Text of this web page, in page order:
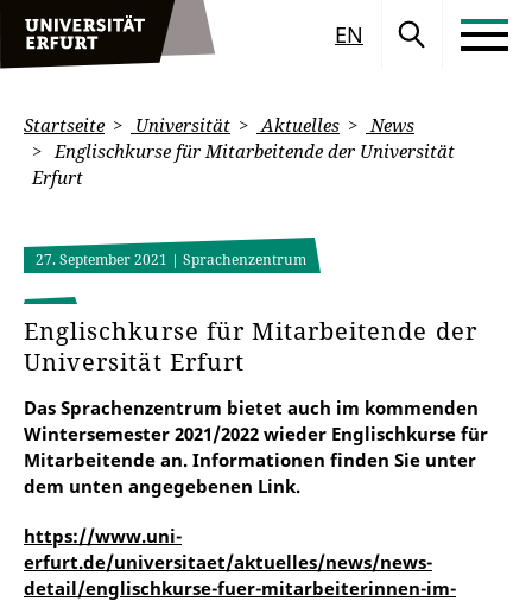
EN
Startseite Universität Aktuelles
News
Englischkurse für Mitarbeitende der Universität
Erfurt
27. September 2021 | Sprachenzentrum
Englischkurse für Mitarbeitende der
Universität Erfurt
Das Sprachenzentrum bietet auch im kommenden
Wintersemester 2021/2022 wieder Englischkurse für
Mitarbeitende an. Informationen finden Sie unter
dem unten angegebenen Link.
https://www.uni-
erfurt.de/universitaet/aktuelles/news/news-
detail/englischkurse-fuer-mitarbeiterinnen-im-